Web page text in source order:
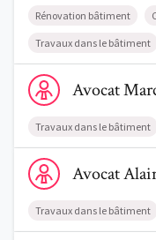
Rénovation bâtiment
Travaux dans le bâtiment
Voir le profil de
Avocat
Travaux dans le bâtiment
Voir le profil de
Avocat
Travaux dans le bâtiment